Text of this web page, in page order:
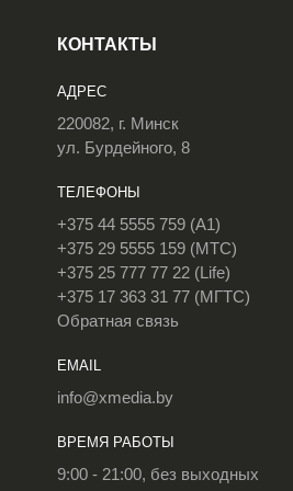
КОНТАКТЫ
АДРЕС
220082, г. Минск
ул. Бурдейного, 8
ТЕЛЕФОНЫ
+375 44 5555 759 (A1)
+375 29 5555 159 (МТС)
+375 25 777 77 22 (Life)
+375 17 363 31 77 (МГТС)
Обратная связь
EMAIL
info@xmedia.by
ВРЕМЯ РАБОТЫ
9:00 - 21:00, без выходных